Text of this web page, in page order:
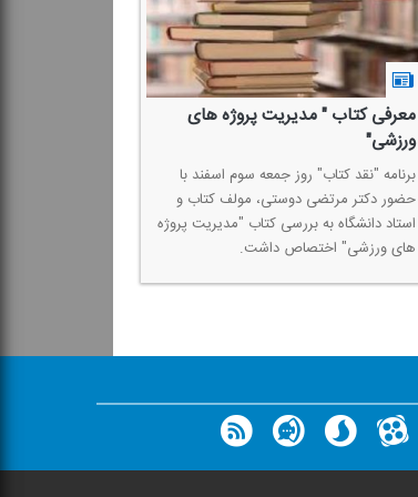
معرفی كتاب " مدیریت پروژه های
ورزشی"
برنامه "نقد كتاب" روز جمعه سوم اسفند با
حضور دكتر مرتضی دوستی، مولف كتاب و
استاد دانشگاه به بررسی كتاب "مدیریت پروژه
های ورزشی" اختصاص داشت.